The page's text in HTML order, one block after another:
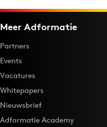
Meer Adformatie
Partners
Events
Vacatures
Whitepapers
Nieuwsbrief
Adformatie Academy